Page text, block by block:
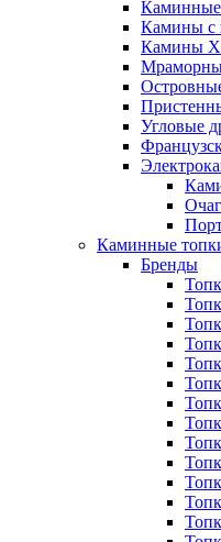
Камины с
Камины
Угловые
Каминные
Бренды